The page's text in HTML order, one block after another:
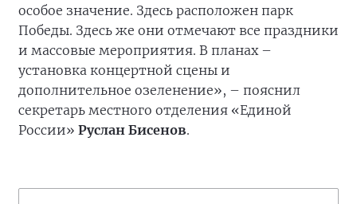
особое значение. Здесь расположен парк
Победы. Здесь же они отмечают все праздники
и массовые мероприятия. В планах –
установка концертной сцены и
дополнительное озеленение», – пояснил
секретарь местного отделения «Единой
России» Руслан Бисенов.